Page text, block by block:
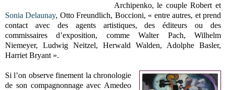
Archipenko, le couple Robert et
Sonia Delaunay, Otto Freundlich, Boccioni, « entre autres, et prend
contact avec des agents artistiques, des éditeurs ou des
commissaires d’exposition, comme Walter Pach, Wilhelm
Niemeyer, Ludwig Neitzel, Herwald Walden, Adolphe Basler,
Harriet Bryant ».
Si l’on observe finement la chronologie
de son compagnonnage avec Amedeo